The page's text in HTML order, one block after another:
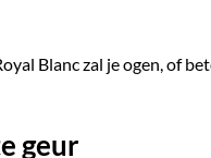
Blanc zal je ogen, of
geur